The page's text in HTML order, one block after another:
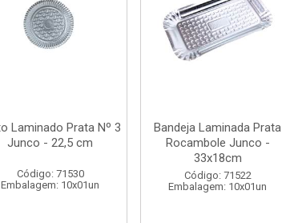
Laminado Prata Nº 3
Junco - 22,5 cm
Código: 71530
Embalagem: 10x01un
Bandeja Laminada Prata
Rocambole Junco -
33x18cm
Código: 71522
Embalagem: 10x01un